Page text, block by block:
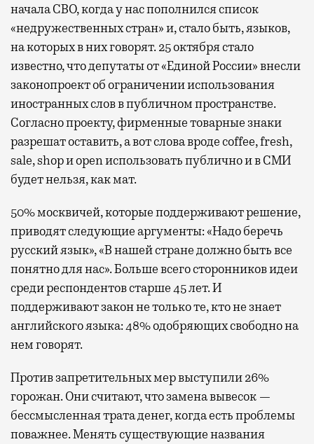
начала СВО, когда у нас пополнился список
«недружественных стран» и, стало быть, языков,
на которых в них говорят. 25 октября стало
известно, что депутаты от «Единой России» внесли
законопроект об ограничении использования
иностранных слов в публичном пространстве.
Согласно проекту, фирменные товарные знаки
разрешат оставить, а вот слова вроде coffee, fresh,
sale, shop и open использовать публично и в СМИ
будет нельзя, как мат.
50% москвичей, которые поддерживают решение,
приводят следующие аргументы: «Надо беречь
русский язык», «В нашей стране должно быть все
понятно для нас». Больше всего сторонников идеи
среди респондентов старше 45 лет. И
поддерживают закон не только те, кто не знает
английского языка: 48% одобряющих свободно на
нем говорят.
Против запретительных мер выступили 26%
горожан. Они считают, что замена вывесок —
бессмысленная трата денег, когда есть проблемы
поважнее. Менять существующие названия